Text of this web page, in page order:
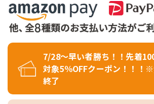
7/28～早い者勝ち！！先着
対象5％OFFクーポン！！！
終了